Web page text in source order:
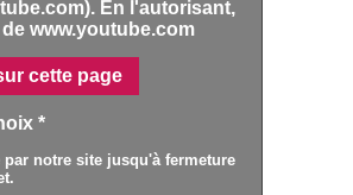
En l'autorisant,
de www.youtube.com
cette page
*
notre site jusqu'à fermeture